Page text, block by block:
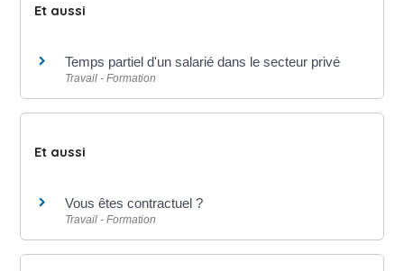
Et aussi
Temps partiel d'un salarié dans le secteur privé
Travail - Formation
Et aussi
Vous êtes contractuel ?
Travail - Formation